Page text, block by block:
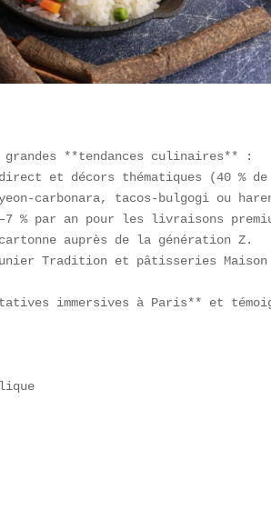
grandes **tendances culinaires** :
et décors thématiques (40 %
carbonara, tacos-bulgogi ou
% par an pour les livraisons
auprès de la génération Z.
Tradition et pâtisseries
immersives à Paris** et